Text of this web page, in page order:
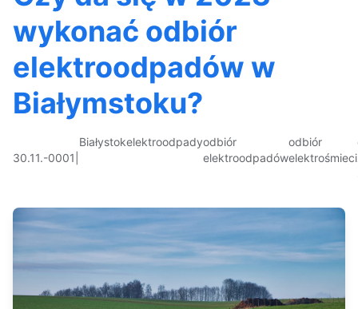
wykonać odbiór
elektroodpadów w
Białymstoku?
30.11.-0001
Białystokelektroodpadyodbiór
elektroodpadów
odbiór
elektrośmieci